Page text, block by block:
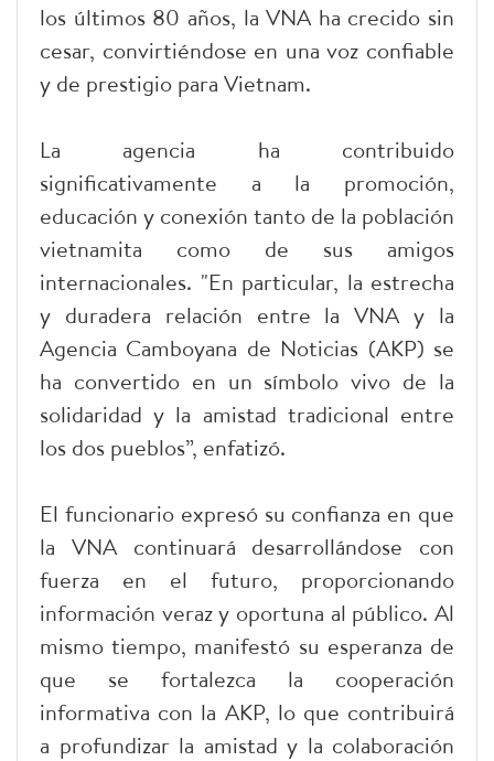
los últimos 80 años, la VNA ha crecido sin
cesar, convirtiéndose en una voz confiable
y de prestigio para Vietnam.
La agencia ha contribuido
significativamente a la promoción,
educación y conexión tanto de la población
vietnamita como de sus amigos
internacionales. "En particular, la estrecha
y duradera relación entre la VNA y la
Agencia Camboyana de Noticias (AKP) se
ha convertido en un símbolo vivo de la
solidaridad y la amistad tradicional entre
los dos pueblos”, enfatizó.
El funcionario expresó su confianza en que
la VNA continuará desarrollándose con
fuerza en el futuro, proporcionando
información veraz y oportuna al público. Al
mismo tiempo, manifestó su esperanza de
que se fortalezca la cooperación
informativa con la AKP, lo que contribuirá
a profundizar la amistad y la colaboración